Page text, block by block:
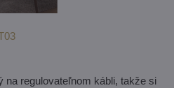
na regulovateľnom kábli, takže si